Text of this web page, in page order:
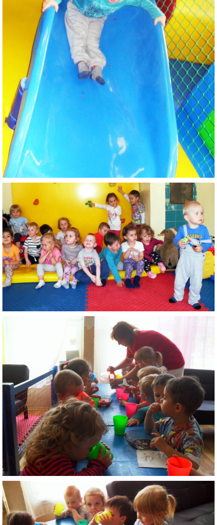
ZÁPISNICE